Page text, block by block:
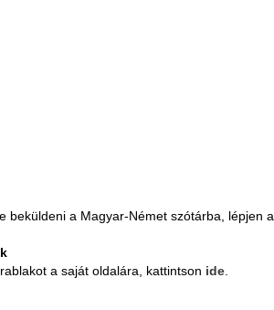
beküldeni a Magyar-Német szótárba, lépjen a
a saját oldalára, kattintson ide